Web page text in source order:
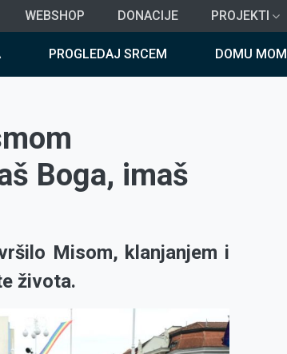
WEBSHOP DONACIJE PROJEKTI
PROGLEDAJ SRCEM DOMU MOM
Boga, imaš
Misom, klanjanjem i
života.